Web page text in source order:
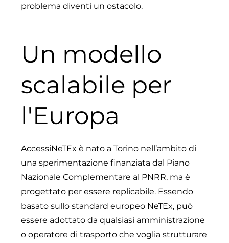
problema diventi un ostacolo.
Un modello
scalabile per
l'Europa
AccessiNeTEx è nato a Torino nell’ambito di
una sperimentazione finanziata dal Piano
Nazionale Complementare al PNRR, ma è
progettato per essere replicabile. Essendo
basato sullo standard europeo NeTEx, può
essere adottato da qualsiasi amministrazione
o operatore di trasporto che voglia strutturare